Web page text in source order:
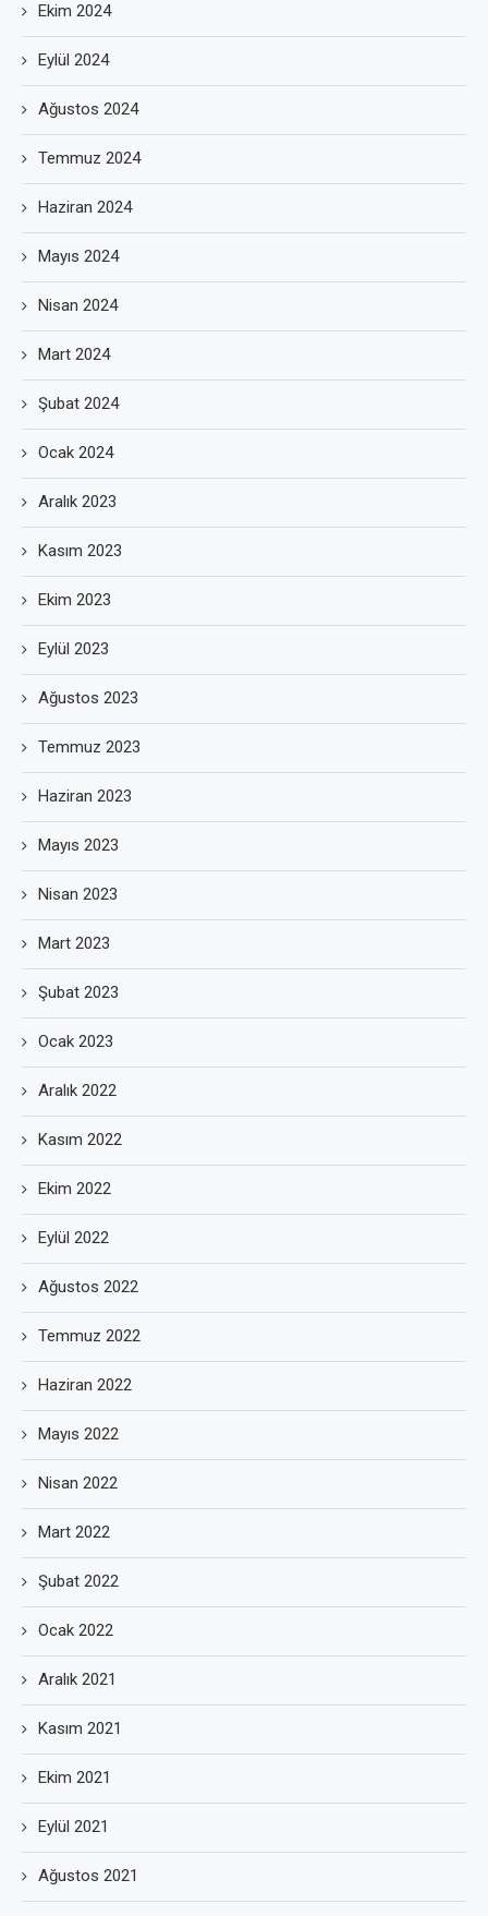
Ekim 2024
Eylül 2024
Ağustos 2024
Temmuz 2024
Haziran 2024
Mayıs 2024
Nisan 2024
Mart 2024
Şubat 2024
Ocak 2024
Aralık 2023
Kasım 2023
Ekim 2023
Eylül 2023
Ağustos 2023
Temmuz 2023
Haziran 2023
Mayıs 2023
Nisan 2023
Mart 2023
Şubat 2023
Ocak 2023
Aralık 2022
Kasım 2022
Ekim 2022
Eylül 2022
Ağustos 2022
Temmuz 2022
Haziran 2022
Mayıs 2022
Nisan 2022
Mart 2022
Şubat 2022
Ocak 2022
Aralık 2021
Kasım 2021
Ekim 2021
Eylül 2021
Ağustos 2021